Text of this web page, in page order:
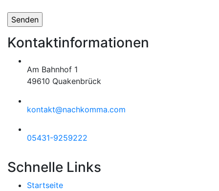
Kontaktinformationen
Am Bahnhof 1
49610 Quakenbrück
kontakt@nachkomma.com
05431-9259222
Schnelle Links
Startseite